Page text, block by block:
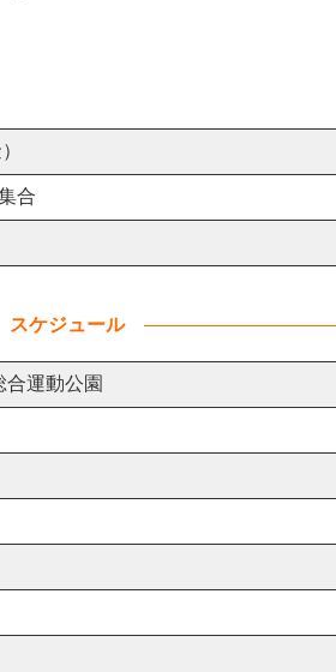
合
スケジュール
運動公園